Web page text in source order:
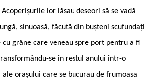
lor lăsau deseori să se vadă
sinuoasă, făcută din bușteni scufundați
grâne care veneau spre port pentru a fi
se în restul anului într-o
orașului care se bucurau de frumoasa